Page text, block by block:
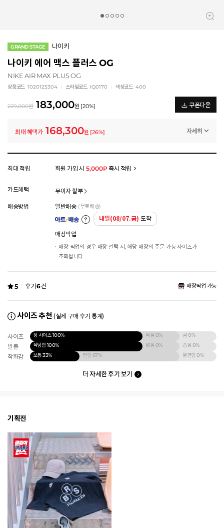
GRAND STAGE 나이키
나이키 에어 맥스 플러스 OG
NIKE AIR MAX PLUS OG
상품코드 1020125304 스타일코드 IQ0170 색상코드 400
229,000원 183,000원 [20%] 쿠폰다운
최대 혜택가 168,300원 [26%] 자세히
멤버십 상시 할인
모든 혜택이 적용된 금액으로, 실제 결제 금액과는 차이가 있을 수 있습니다.
최대 적립 회원 가입 시 5,000P즉시 적립
카드혜택 무이자 할부
배송방법 일반배송 (무료배송)
내일(08/07.금) 도착
매장픽업
매장 픽업의 경우 매장 선택 시, 해당 매장의 주문 가능 사이즈가
조회됩니다.
5 후기6건 매장픽업 가능
사이즈 추천 (실제 구매 후기 통계)
사이즈 정 사이즈100% 작음0% 큼0%
발볼 적당함100% 넓음0% 좁음0%
착화감 보통33% 편함67% 불편함0%
더 자세한 후기 보기
기획전